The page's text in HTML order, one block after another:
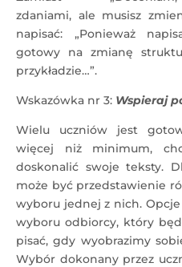
zdaniami, ale musisz
napisać: „Ponieważ
gotowy na zmianę
przykładzie…”.
Wskazówka nr 3: Wspieraj
Wielu uczniów jest
więcej niż minimum,
doskonalić swoje teksty.
może być przedstawienie
wyboru jednej z nich.
wyboru odbiorcy, który
pisać, gdy wyobrazimy
Wybór dokonany przez